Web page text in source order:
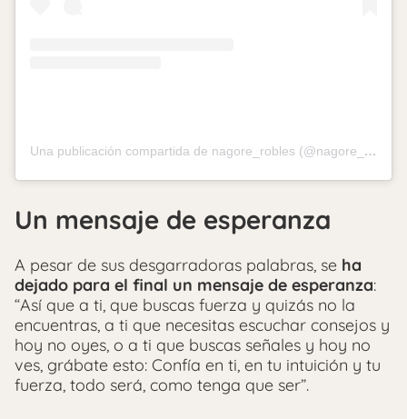
Una publicación compartida de nagore_robles (@nagore_robles)
Un mensaje de esperanza
A pesar de sus desgarradoras palabras, se ha
dejado para el final un mensaje de esperanza:
“Así que a ti, que buscas fuerza y quizás no la
encuentras, a ti que necesitas escuchar consejos y
hoy no oyes, o a ti que buscas señales y hoy no
ves, grábate esto: Confía en ti, en tu intuición y tu
fuerza, todo será, como tenga que ser”.